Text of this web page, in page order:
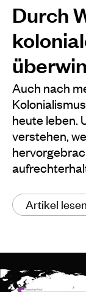
Durch
Auch nach
heute leben.
verstehen,
Artikel lesen